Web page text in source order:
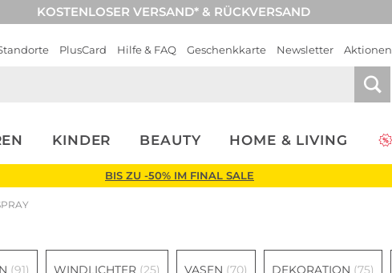
KOSTENLOSER VERSAND* & RÜCKVERSAND
PlusCard Hilfe & FAQ Geschenkkarte Newsletter Aktionen
KINDER BEAUTY HOME & LIVING
BIS ZU -50% IM FINAL SALE
(91) WINDLICHTER (25) VASEN (70) DEKORATION (75)